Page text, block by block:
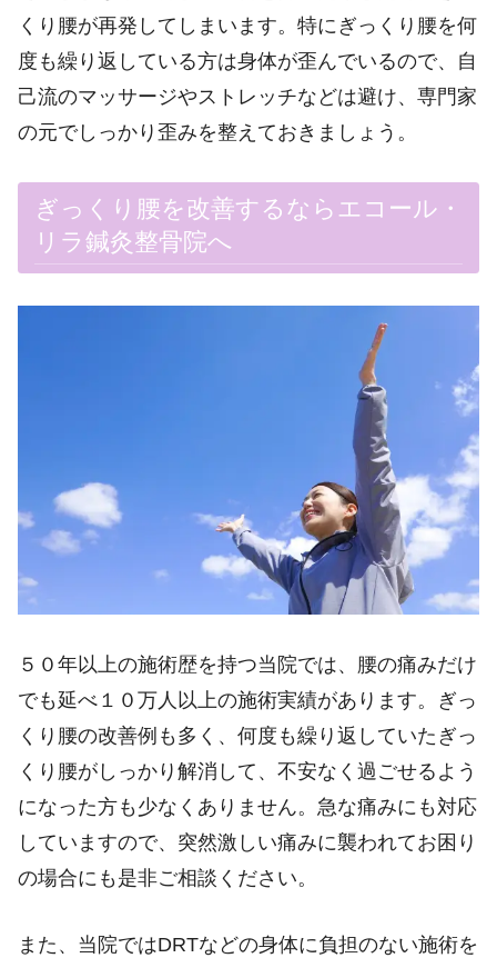
くり腰が再発してしまいます。特にぎっくり腰を何
度も繰り返している方は身体が歪んでいるので、自
己流のマッサージやストレッチなどは避け、専門家
の元でしっかり歪みを整えておきましょう。
ぎっくり腰を改善するならエコール・
リラ鍼灸整骨院へ
５０年以上の施術歴を持つ当院では、腰の痛みだけ
でも延べ１０万人以上の施術実績があります。ぎっ
くり腰の改善例も多く、何度も繰り返していたぎっ
くり腰がしっかり解消して、不安なく過ごせるよう
になった方も少なくありません。急な痛みにも対応
していますので、突然激しい痛みに襲われてお困り
の場合にも是非ご相談ください。
また、当院ではDRTなどの身体に負担のない施術を